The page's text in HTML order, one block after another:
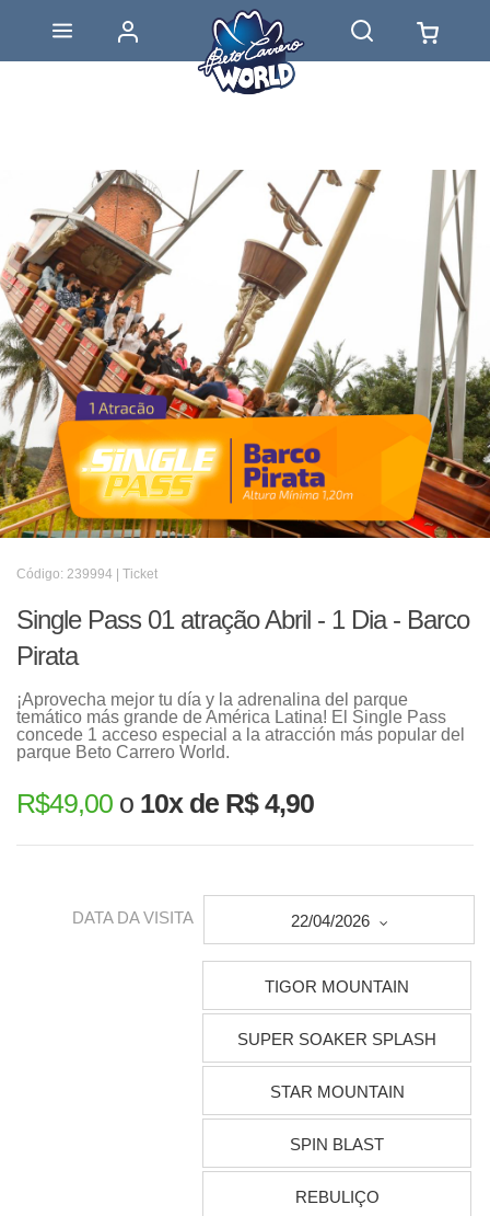
Código: 239994 | Ticket
Single Pass 01 atração Abril - 1 Dia - Barco
Pirata
¡Aprovecha mejor tu día y la adrenalina del parque
temático más grande de América Latina! El Single Pass
concede 1 acceso especial a la atracción más popular del
parque Beto Carrero World.
R$49,00 o 10x de R$ 4,90
DATA DA VISITA 22/04/2026
TIGOR MOUNTAIN
SUPER SOAKER SPLASH
STAR MOUNTAIN
SPIN BLAST
REBULIÇO